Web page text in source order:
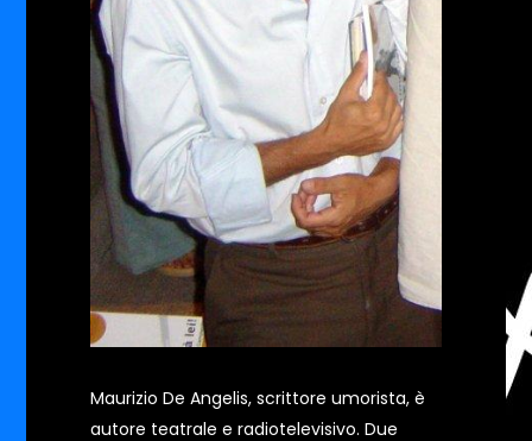
Maurizio De Angelis, scrittore umorista, è
autore teatrale e radiotelevisivo. Due